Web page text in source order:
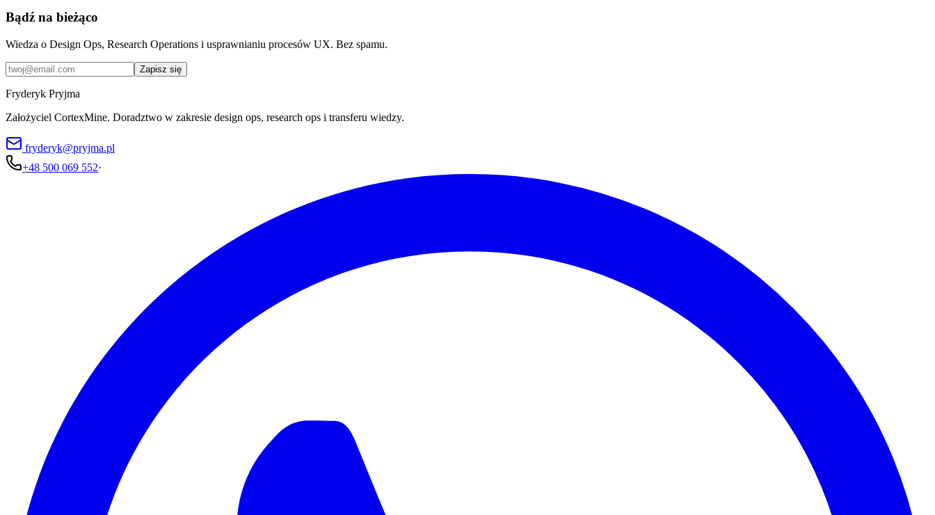
Bądź na bieżąco
Wiedza o Design Ops, Research Operations i usprawnianiu procesów UX. Bez spamu.
Zapisz się
Fryderyk Pryjma
Założyciel CortexMine. Doradztwo w zakresie design ops, research ops i transferu wiedzy.
fryderyk@pryjma.pl
+48 500 069 552·